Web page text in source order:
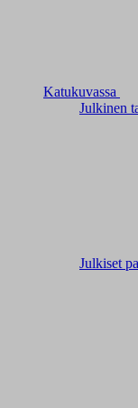
Katukuvassa
Julkinen
Julkiset